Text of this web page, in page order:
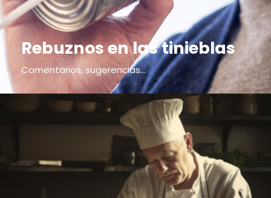
Rebuznos en las tinieblas
Comentarios, sugerencias...